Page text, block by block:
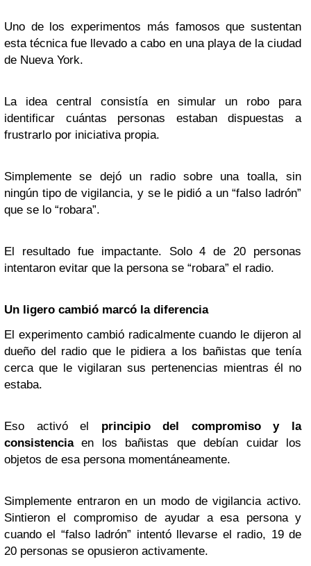
Uno de los experimentos más famosos que sustentan
esta técnica fue llevado a cabo en una playa de la ciudad
de Nueva York.
La idea central consistía en simular un robo para
identificar cuántas personas estaban dispuestas a
frustrarlo por iniciativa propia.
Simplemente se dejó un radio sobre una toalla, sin
ningún tipo de vigilancia, y se le pidió a un “falso ladrón”
que se lo “robara”.
El resultado fue impactante. Solo 4 de 20 personas
intentaron evitar que la persona se “robara” el radio.
Un ligero cambió marcó la diferencia
El experimento cambió radicalmente cuando le dijeron al
dueño del radio que le pidiera a los bañistas que tenía
cerca que le vigilaran sus pertenencias mientras él no
estaba.
Eso activó el principio del compromiso y la
consistenciaen los bañistas que debían cuidar los
objetos de esa persona momentáneamente.
Simplemente entraron en un modo de vigilancia activo.
Sintieron el compromiso de ayudar a esa persona y
cuando el “falso ladrón” intentó llevarse el radio, 19 de
20 personas se opusieron activamente.